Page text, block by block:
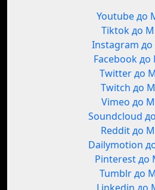
Youtube до
Tiktok до
Instagram до
Facebook до
Twitter до
Twitch до
Vimeo до
Soundcloud
Reddit до
Dailymotion
Pinterest до
Tumblr до